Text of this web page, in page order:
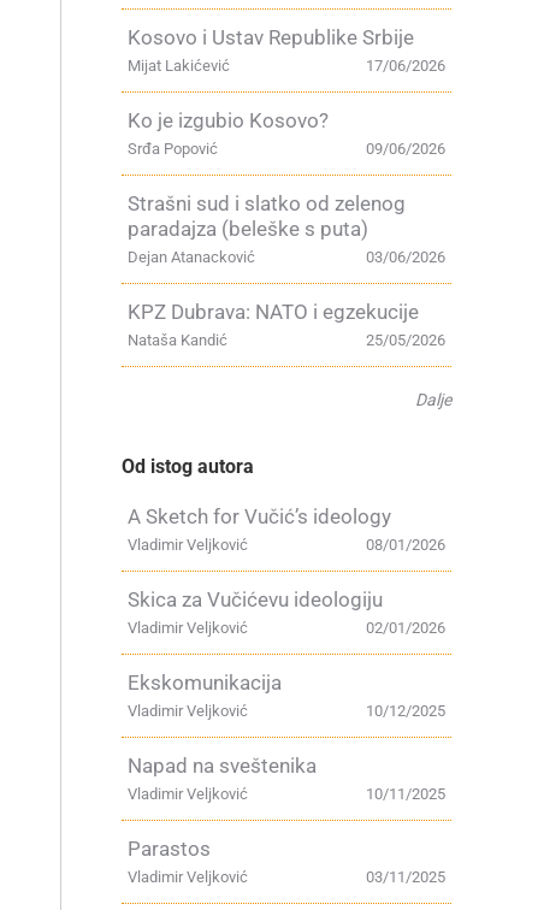
Kosovo i Ustav Republike Srbije
17/06/2026
Mijat Lakićević
Ko je izgubio Kosovo?
09/06/2026
Srđa Popović
Strašni sud i slatko od zelenog
paradajza (beleške s puta)
03/06/2026
Dejan Atanacković
KPZ Dubrava: NATO i egzekucije
25/05/2026
Nataša Kandić
Dalje
Od istog autora
A Sketch for Vučić’s ideology
08/01/2026
Vladimir Veljković
Skica za Vučićevu ideologiju
02/01/2026
Vladimir Veljković
Ekskomunikacija
10/12/2025
Vladimir Veljković
Napad na sveštenika
10/11/2025
Vladimir Veljković
Parastos
03/11/2025
Vladimir Veljković